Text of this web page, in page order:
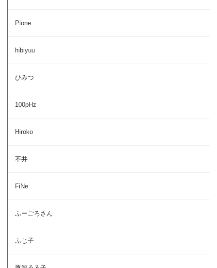
Pione
hibiyuu
ひみつ
100pHz
Hiroko
不井
FiNe
ふーごろさん
ふじ子